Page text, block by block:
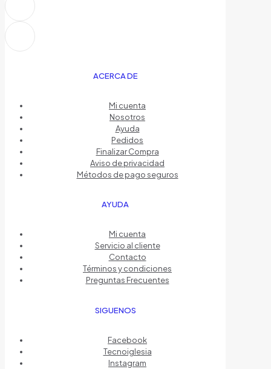
ACERCA DE
Mi cuenta
Nosotros
Ayuda
Pedidos
Finalizar Compra
Aviso de privacidad
Métodos de pago seguros
AYUDA
Mi cuenta
Servicio al cliente
Contacto
Términos y condiciones
Preguntas Frecuentes
SIGUENOS
Facebook
Tecnoiglesia
Instagram